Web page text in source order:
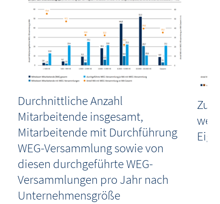
Durchnittliche Anzahl
Mitarbeitende insgesamt,
Mitarbeitende mit Durchführung
WEG-Versammlung sowie von
diesen durchgeführte WEG-
Versammlungen pro Jahr nach
Unternehmensgröße
Zu